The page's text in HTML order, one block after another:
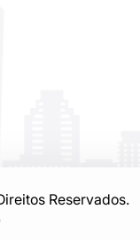
Reservados.